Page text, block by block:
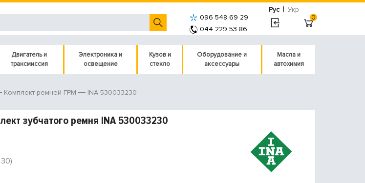
Рус | Укр
096 548 69 29
044 229 53 86
0
Двигатель и
трансмиссия
Электроника и
освещение
Кузов и
стекло
Оборудование и
аксессуары
Масла и
автохимия
Комплект ремней ГРМ INA 530033230
зубчатого ремня INA 530033230